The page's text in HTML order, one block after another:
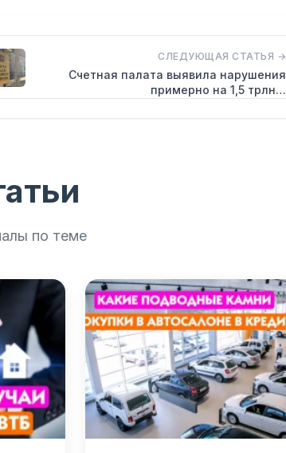
СЛЕДУЮЩАЯ СТАТЬЯ →
Счетная палата выявила нарушения
примерно на 1,5 трлн…
по теме